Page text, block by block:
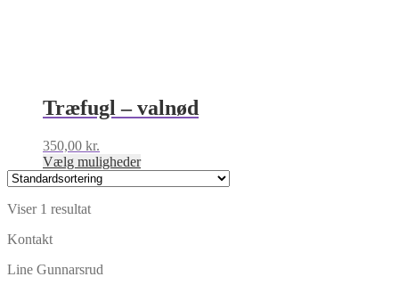
Træfugl – valnød
350,00 kr.
Vælg mulighederDette
Viser 1 resultat
Kontakt
Line Gunnarsrud